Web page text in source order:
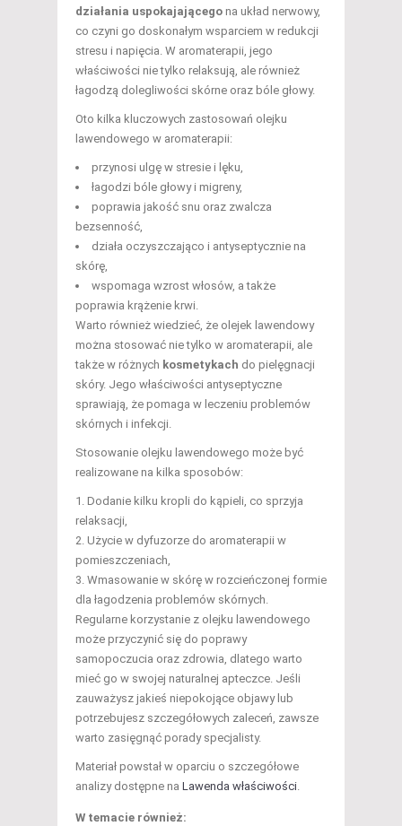
działania uspokajającego na układ nerwowy,
co czyni go doskonałym wsparciem w redukcji
stresu i napięcia. W aromaterapii, jego
właściwości nie tylko relaksują, ale również
łagodzą dolegliwości skórne oraz bóle głowy.
Oto kilka kluczowych zastosowań olejku
lawendowego w aromaterapii:
przynosi ulgę w stresie i lęku,
łagodzi bóle głowy i migreny,
poprawia jakość snu oraz zwalcza
bezsenność,
działa oczyszczająco i antyseptycznie na
skórę,
wspomaga wzrost włosów, a także
poprawia krążenie krwi.
Warto również wiedzieć, że olejek lawendowy
można stosować nie tylko w aromaterapii, ale
także w różnych kosmetykach do pielęgnacji
skóry. Jego właściwości antyseptyczne
sprawiają, że pomaga w leczeniu problemów
skórnych i infekcji.
Stosowanie olejku lawendowego może być
realizowane na kilka sposobów:
Dodanie kilku kropli do kąpieli, co sprzyja
relaksacji,
Użycie w dyfuzorze do aromaterapii w
pomieszczeniach,
Wmasowanie w skórę w rozcieńczonej formie
dla łagodzenia problemów skórnych.
Regularne korzystanie z olejku lawendowego
może przyczynić się do poprawy
samopoczucia oraz zdrowia, dlatego warto
mieć go w swojej naturalnej apteczce. Jeśli
zauważysz jakieś niepokojące objawy lub
potrzebujesz szczegółowych zaleceń, zawsze
warto zasięgnąć porady specjalisty.
Materiał powstał w oparciu o szczegółowe
analizy dostępne na Lawenda właściwości.
W temacie również: